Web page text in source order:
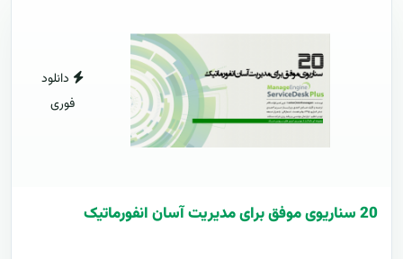
دانلود
فوری
20 سناریوی موفق برای مدیریت آسان انفورماتیک